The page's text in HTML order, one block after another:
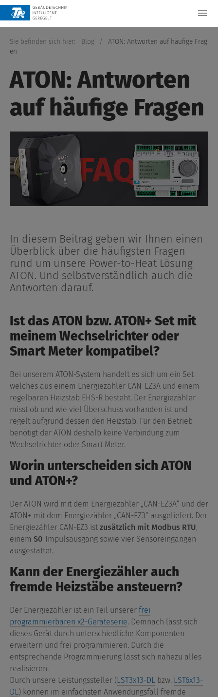
Sie befinden sich hier: Blog /
ATON: Antworten auf häufige Frag
en
ATON: Antworten
auf häufige Fragen
In diesem Beitrag geben wir Ihnen einen
Überblick über die häufigsten Fragen
rund um unsere Power-to-Heat Lösung
ATON. Und selbstverständlich auch die
Antworten darauf.
Ist das ATON bzw. ATON+ Set mit
meinem Wechselrichter oder
Smart Meter kompatibel?
Bei unserem ATON-System handelt es sich um ein Set
welches aus einem Energiezähler CAN-EZ3A und einem
regelbaren Heizstab EHS-R besteht. Der Energiezähler
misst ob und wie viel Überschuss vorhanden ist und
regelt aufgrund dessen den Heizstab. Für den Betrieb
benötigt der ATON deshalb keine Verbindung zum
Wechselrichter oder Smart Meter.
Worin unterscheiden sich ATON
und ATON+?
Der ATON wird mit dem Energiezähler „CAN-EZ3A“ und der
ATON+ mit dem Energiezähler „CAN-EZ3“ ausgeliefert. Der
Energiezähler CAN-EZ3 ist zusätzlich mit Modbus RTU,
einem S0-Impulsausgang sowie vier Sensoreingängen
ausgestattet.
Kann der Energiezähler auch
fremde Heizstäbe ansteuern?
Der Energiezähler ist ein Teil unserer frei
programmierbaren x2-Geräteserie. Demnach lässt sich
dieses Gerät durch unterschiedliche Komponenten
erweitern und frei programmieren. Durch die
entsprechende Programmierung lässt sich nahezu alles
realisieren.
Durch unsere Leistungssteller (LST3x13-DL bzw. LST6x13-
DL) können im einfachsten Anwendungsfall fremde